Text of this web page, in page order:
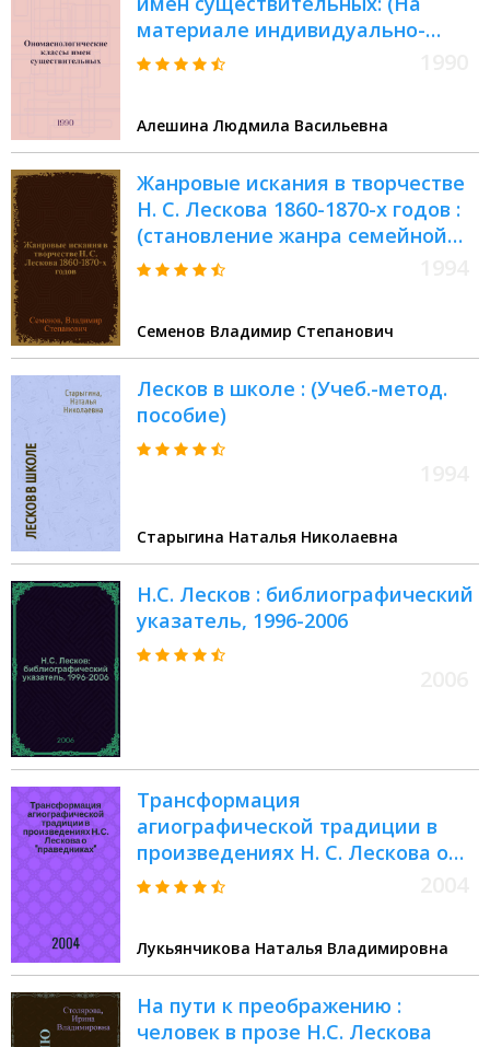
материале индивидуально-
автор. образований Н.С.Лескова) :
Алешина Людмила Васильевна
Жанровые искания в творчестве
Н. С. Лескова 1860-1870-х годов :
(становление жанра семейной
хроники) : автореферат
филологических наук :
специальность 10.01.01
Семенов Владимир Степанович
Лесков в школе : (Учеб.-метод.
пособие)
Старыгина Наталья Николаевна
Н.С. Лесков : библиографический
указатель, 1996-2006
Трансформация
агиографической традиции в
произведениях Н. С. Лескова о
"праведниках" : автореф. дис. на
Лукьянчикова Наталья Владимировна
На пути к преображению :
человек в прозе Н.С. Лескова